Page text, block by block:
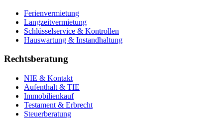
Ferienvermietung
Langzeitvermietung
Schlüsselservice & Kontrollen
Hauswartung & Instandhaltung
Rechtsberatung
NIE & Kontakt
Aufenthalt & TIE
Immobilienkauf
Testament & Erbrecht
Steuerberatung